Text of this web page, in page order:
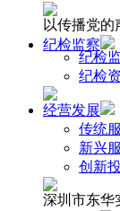
以传播党
纪检监察
纪检
纪检
经营发展
传统
新兴
创新
深圳市东华